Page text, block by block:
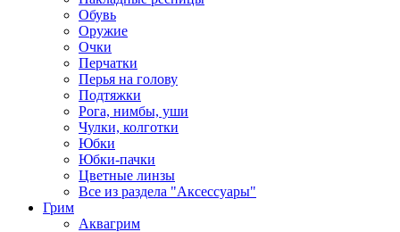
Обувь
Оружие
Очки
Перчатки
Перья на голову
Подтяжки
Рога, нимбы, уши
Чулки, колготки
Юбки
Юбки-пачки
Цветные линзы
Все из раздела "Аксессуары"
Грим
Аквагрим